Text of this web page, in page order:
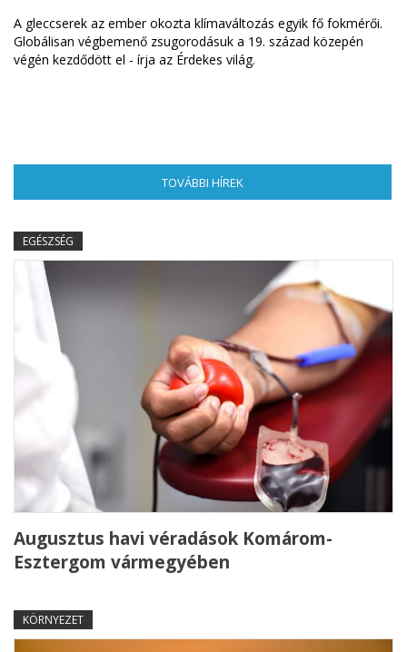
A gleccserek az ember okozta klímaváltozás egyik fő fokmérői.
Globálisan végbemenő zsugorodásuk a 19. század közepén
végén kezdődött el - írja az Érdekes világ.
TOVÁBBI HÍREK
EGÉSZSÉG
Augusztus havi véradások Komárom-
Esztergom vármegyében
KÖRNYEZET